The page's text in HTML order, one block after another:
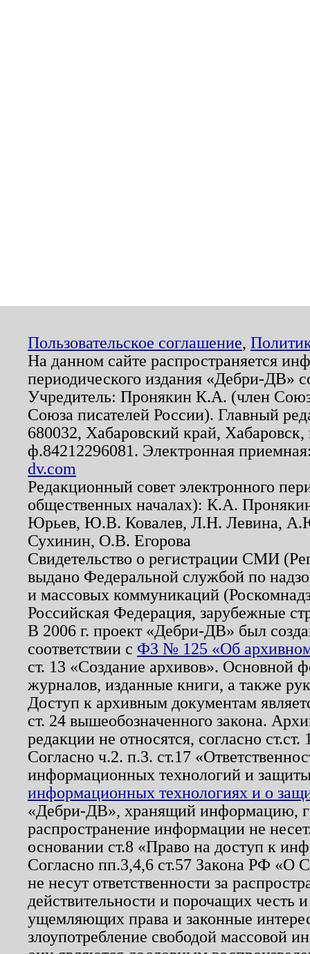
Пользовательское соглашение,
На данном сайте распространяется
периодического издания «Дебри-ДВ»
Учредитель: Пронякин К.А. (член
Союза писателей России). Главный
680032, Хабаровский край,
ф.84212296081. Электронная
dv.com
Редакционный совет электронного
общественных началах): К.А.
Юрьев, Ю.В. Ковалев, Л.Н. Левина,
Сухинин, О.В. Егорова
Свидетельство о регистрации СМИ
выдано Федеральной службой по
и массовых коммуникаций
Российская Федерация, зарубежные
В 2006 г. проект «Дебри-ДВ» был
соответствии с ФЗ № 125 «Об
ст. 13 «Создание архивов». Основной
журналов, изданные книги, а также
Доступ к архивным документам
ст. 24 вышеобозначенного закона.
редакции не относятся, согласно
Согласно ч.2. п.3. ст.17
информационных технологий и
информационных технологиях и о
«Дебри-ДВ», хранящий информацию,
распространение информации не
основании ст.8 «Право на доступ к
Согласно пп.3,4,6 ст.57 Закона РФ «О
не несут ответственности за
действительности и порочащих честь
ущемляющих права и законные
злоупотребление свободой массовой